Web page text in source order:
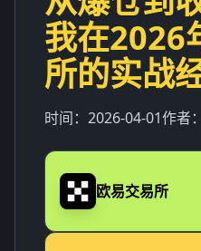
我在2026
所的实战
时间： 2026-04-01作者：
欧易交易所